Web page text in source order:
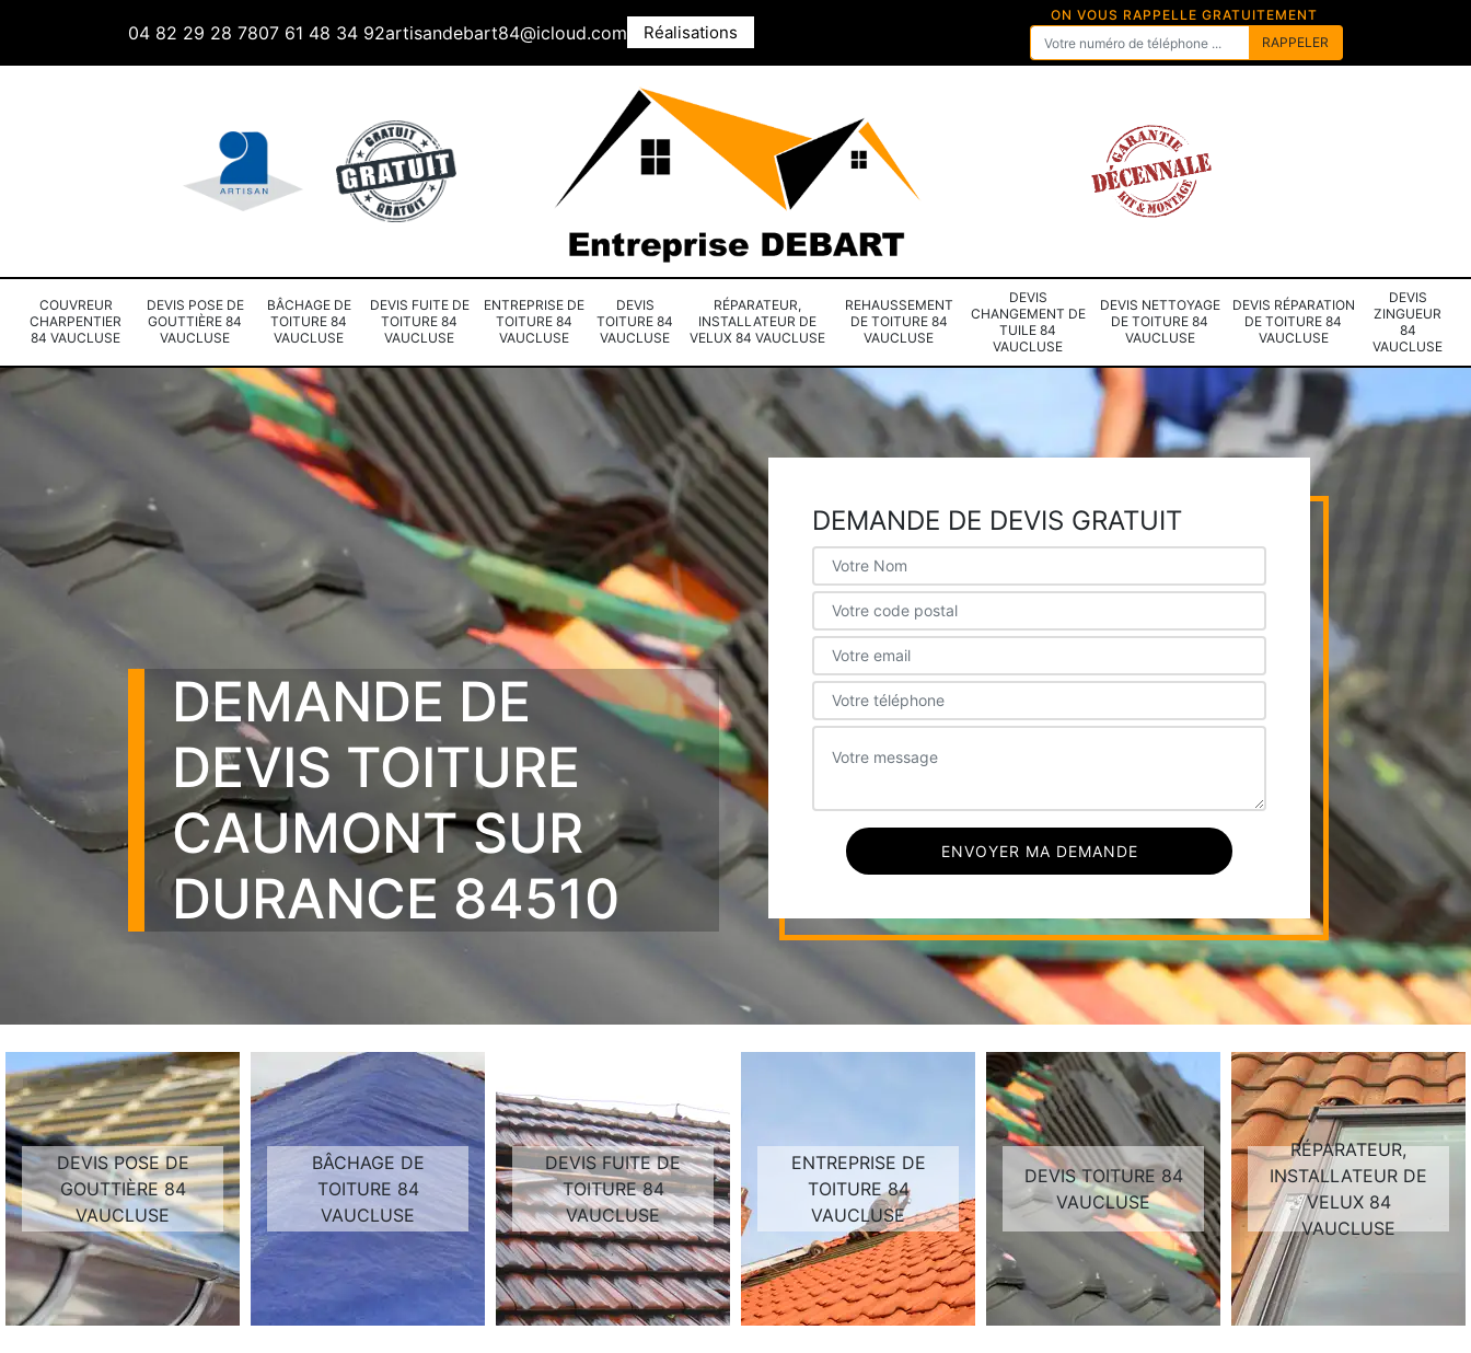
04 82 29 28 7807 61 48 34 92artisandebart84@icloud.com Réalisations
ON VOUS RAPPELLE GRATUITEMENT
COUVREUR
CHARPENTIER
84 VAUCLUSE
DEVIS POSE DE
GOUTTIÈRE 84
VAUCLUSE
BÂCHAGE DE
TOITURE 84
VAUCLUSE
DEVIS FUITE DE
TOITURE 84
VAUCLUSE
ENTREPRISE DE
TOITURE 84
VAUCLUSE
DEVIS
TOITURE 84
VAUCLUSE
RÉPARATEUR,
INSTALLATEUR DE
VELUX 84 VAUCLUSE
REHAUSSEMENT
DE TOITURE 84
VAUCLUSE
DEVIS
CHANGEMENT DE
TUILE 84
VAUCLUSE
DEVIS NETTOYAGE
DE TOITURE 84
VAUCLUSE
DEVIS RÉPARATION
DE TOITURE 84
VAUCLUSE
DEVIS
ZINGUEUR
84
VAUCLUSE
DEMANDE DE
DEVIS TOITURE
CAUMONT SUR
DURANCE 84510
DEMANDE DE DEVIS GRATUIT
DEVIS POSE DE
GOUTTIÈRE 84
VAUCLUSE
BÂCHAGE DE
TOITURE 84
VAUCLUSE
DEVIS FUITE DE
TOITURE 84
VAUCLUSE
ENTREPRISE DE
TOITURE 84
VAUCLUSE
DEVIS TOITURE 84
VAUCLUSE
RÉPARATEUR,
INSTALLATEUR DE
VELUX 84
VAUCLUSE